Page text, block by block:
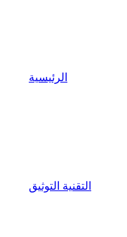
الرئيسية
التقنية التوثيق